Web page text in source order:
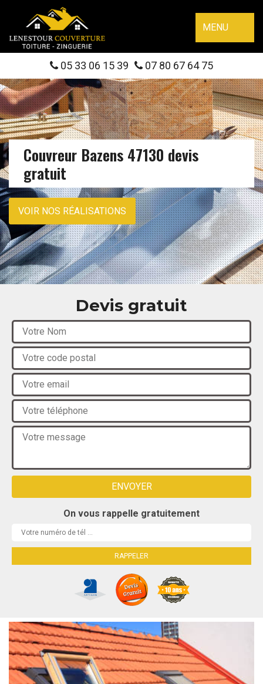
MENU
05 33 06 15 39 07 80 67 64 75
Couvreur Bazens 47130 devis
gratuit
VOIR NOS RÉALISATIONS
Devis gratuit
On vous rappelle gratuitement